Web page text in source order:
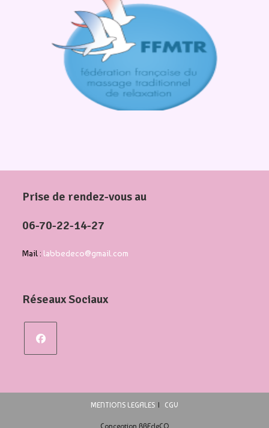
Prise de rendez-vous au
06-70-22-14-27
Mail : labbedeco@gmail.com
Réseaux Sociaux
MENTIONS LEGALES CGV
Conception BBEdeCO